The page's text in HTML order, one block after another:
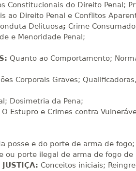
Visualizar
Visualizar
Visualizar
Constitucionais do Direito Penal;
ao Direito Penal e Conflitos
Delituosa; Crime
e Menoridade Penal;
Quanto ao Comportamento;
Corporais Graves;
Dosimetria da Pena;
O Estupro e Crimes contra
posse e do porte de arma de
ou porte ilegal de arma de fogo de
Conceitos iniciais;